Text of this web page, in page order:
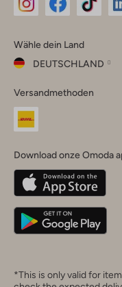
Instagram
Facebook
TikTok
Wähle dein Land
DEUTSCHLAND
dein
Land
Belgique
Deutschland
Versandmethoden
Download onze Omoda
*This is only valid for